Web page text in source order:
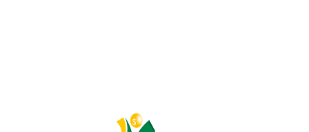
Lotería de Bogotá